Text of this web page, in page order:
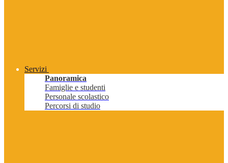
Servizi
Panoramica
Famiglie e studenti
Personale scolastico
Percorsi di studio